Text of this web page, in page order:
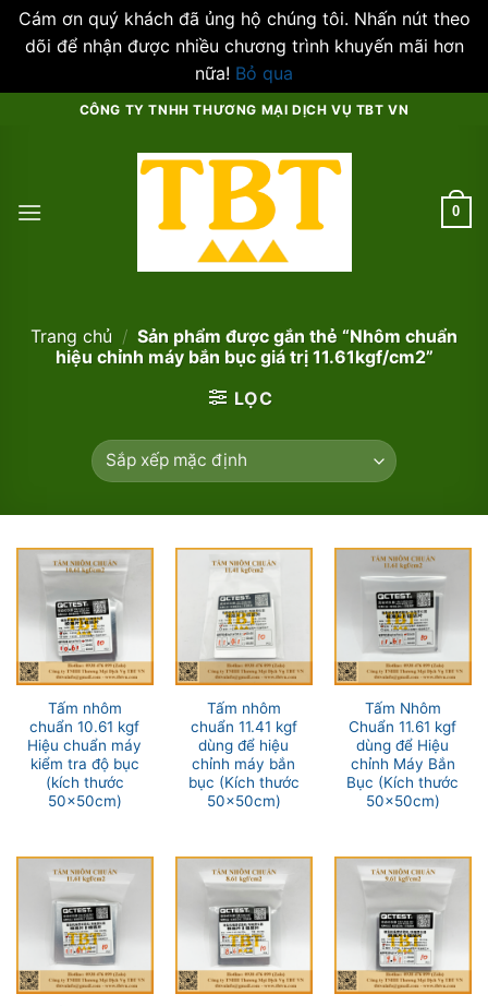
Cám ơn quý khách đã ủng hộ chúng tôi. Nhấn nút theo
dõi để nhận được nhiều chương trình khuyến mãi hơn
nữa! Bỏ qua
CÔNG TY TNHH THƯƠNG MẠI DỊCH VỤ TBT VN
0
Trang chủ / Sản phẩm được gắn thẻ “Nhôm chuẩn
hiệu chỉnh máy bắn bục giá trị 11.61kgf/cm2”
LỌC
Tấm nhôm
chuẩn 10.61 kgf
Hiệu chuẩn máy
kiểm tra độ bục
(kích thước
50x50cm)
Tấm nhôm
chuẩn 11.41 kgf
dùng để hiệu
chỉnh máy bắn
bục (Kích thước
50x50cm)
Tấm Nhôm
Chuẩn 11.61 kgf
dùng để Hiệu
chỉnh Máy Bắn
Bục (Kích thước
50x50cm)